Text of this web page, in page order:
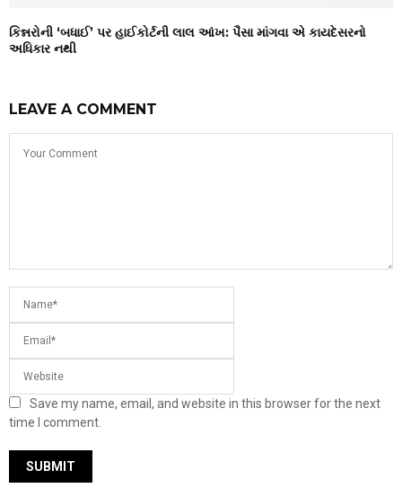
કિન્નરોની ‘બધાઈ’ પર હાઈકોર્ટની લાલ આંખ: પૈસા માંગવા એ કાયદેસરનો
અધિકાર નથી
LEAVE A COMMENT
Save my name, email, and website in this browser for the next
time I comment.